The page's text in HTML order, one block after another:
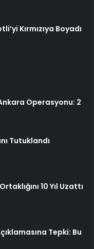
Kırmızıya Boyadı
Operasyonu: 2
Tutuklandı
10 Yıl Uzattı
Tepki: Bu